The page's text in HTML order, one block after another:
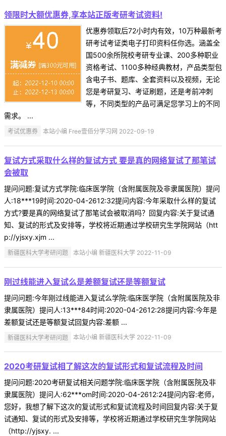
领限时大额优惠券,享本站正版考研考试资料!
优惠券领取后72小时内有效，10万种最新考
研考试考证类电子打印资料任你选。涵盖全
国500余所院校考研专业课、200多种职业
资格考试、1100多种经典教材，产品类型包
含电子书、题库、全套资料以及视频，无论
您是考研复习、考证刷题，还是考前冲刺
等，不同类型的产品可满足您学习上的不同
需求。 ...
考试优惠券 本站小编 Free壹佰分学习网 2022-09-19
复试方式采取什么样的复试方式 要是真的网络复试了那笔试
会被取
提问问题:复试方式学院:临床医学院（含附属医院及非隶属医院）提问
人:18***19时间:2020-04-2612:32提问内容:今年采取什么样的复试
方式?要是真的网络复试了那笔试会被取消吗？回复内容:关于复试通
知、复试的形式及安排等，学校将近期通过学校研究生学院网站（htt
p://yjsxy.xjm ...
新疆医科大学考研问题 本站小编 新疆医科大学 2022-11-09
刚过线能进入复试么是差额复试还是等额复试
提问问题:今年刚过线能进入复试么学院:临床医学院（含附属医院及非
隶属医院）提问人:13***84时间:2020-04-2612:28提问内容:今年是
差额复试还是等额复试回复内容:差额 ...
新疆医科大学考研问题 本站小编 新疆医科大学 2022-11-09
2020考研复试相了解这次的复试形式和复试流程及时间
提问问题:2020考研复试相关问题学院:临床医学院（含附属医院及非
隶属医院）提问人:62***om时间:2020-04-2612:24提问内容:老师，
您好，我想了解下这次的复试形式和复试流程及时间回复内容:关于复
试通知、复试的形式及安排等，学校将近期通过学校研究生学院网站
（http://yjsxy. ...